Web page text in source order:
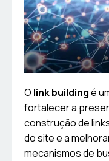
O link buildingé
fortalecer a
construção de
do site e a
mecanismos de